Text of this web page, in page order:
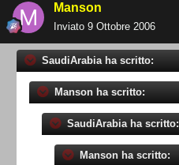
Manson
Inviato 9 Ottobre 2006
SaudiArabia ha scritto:
Manson ha scritto:
SaudiArabia ha scritto:
Manson ha scritto: